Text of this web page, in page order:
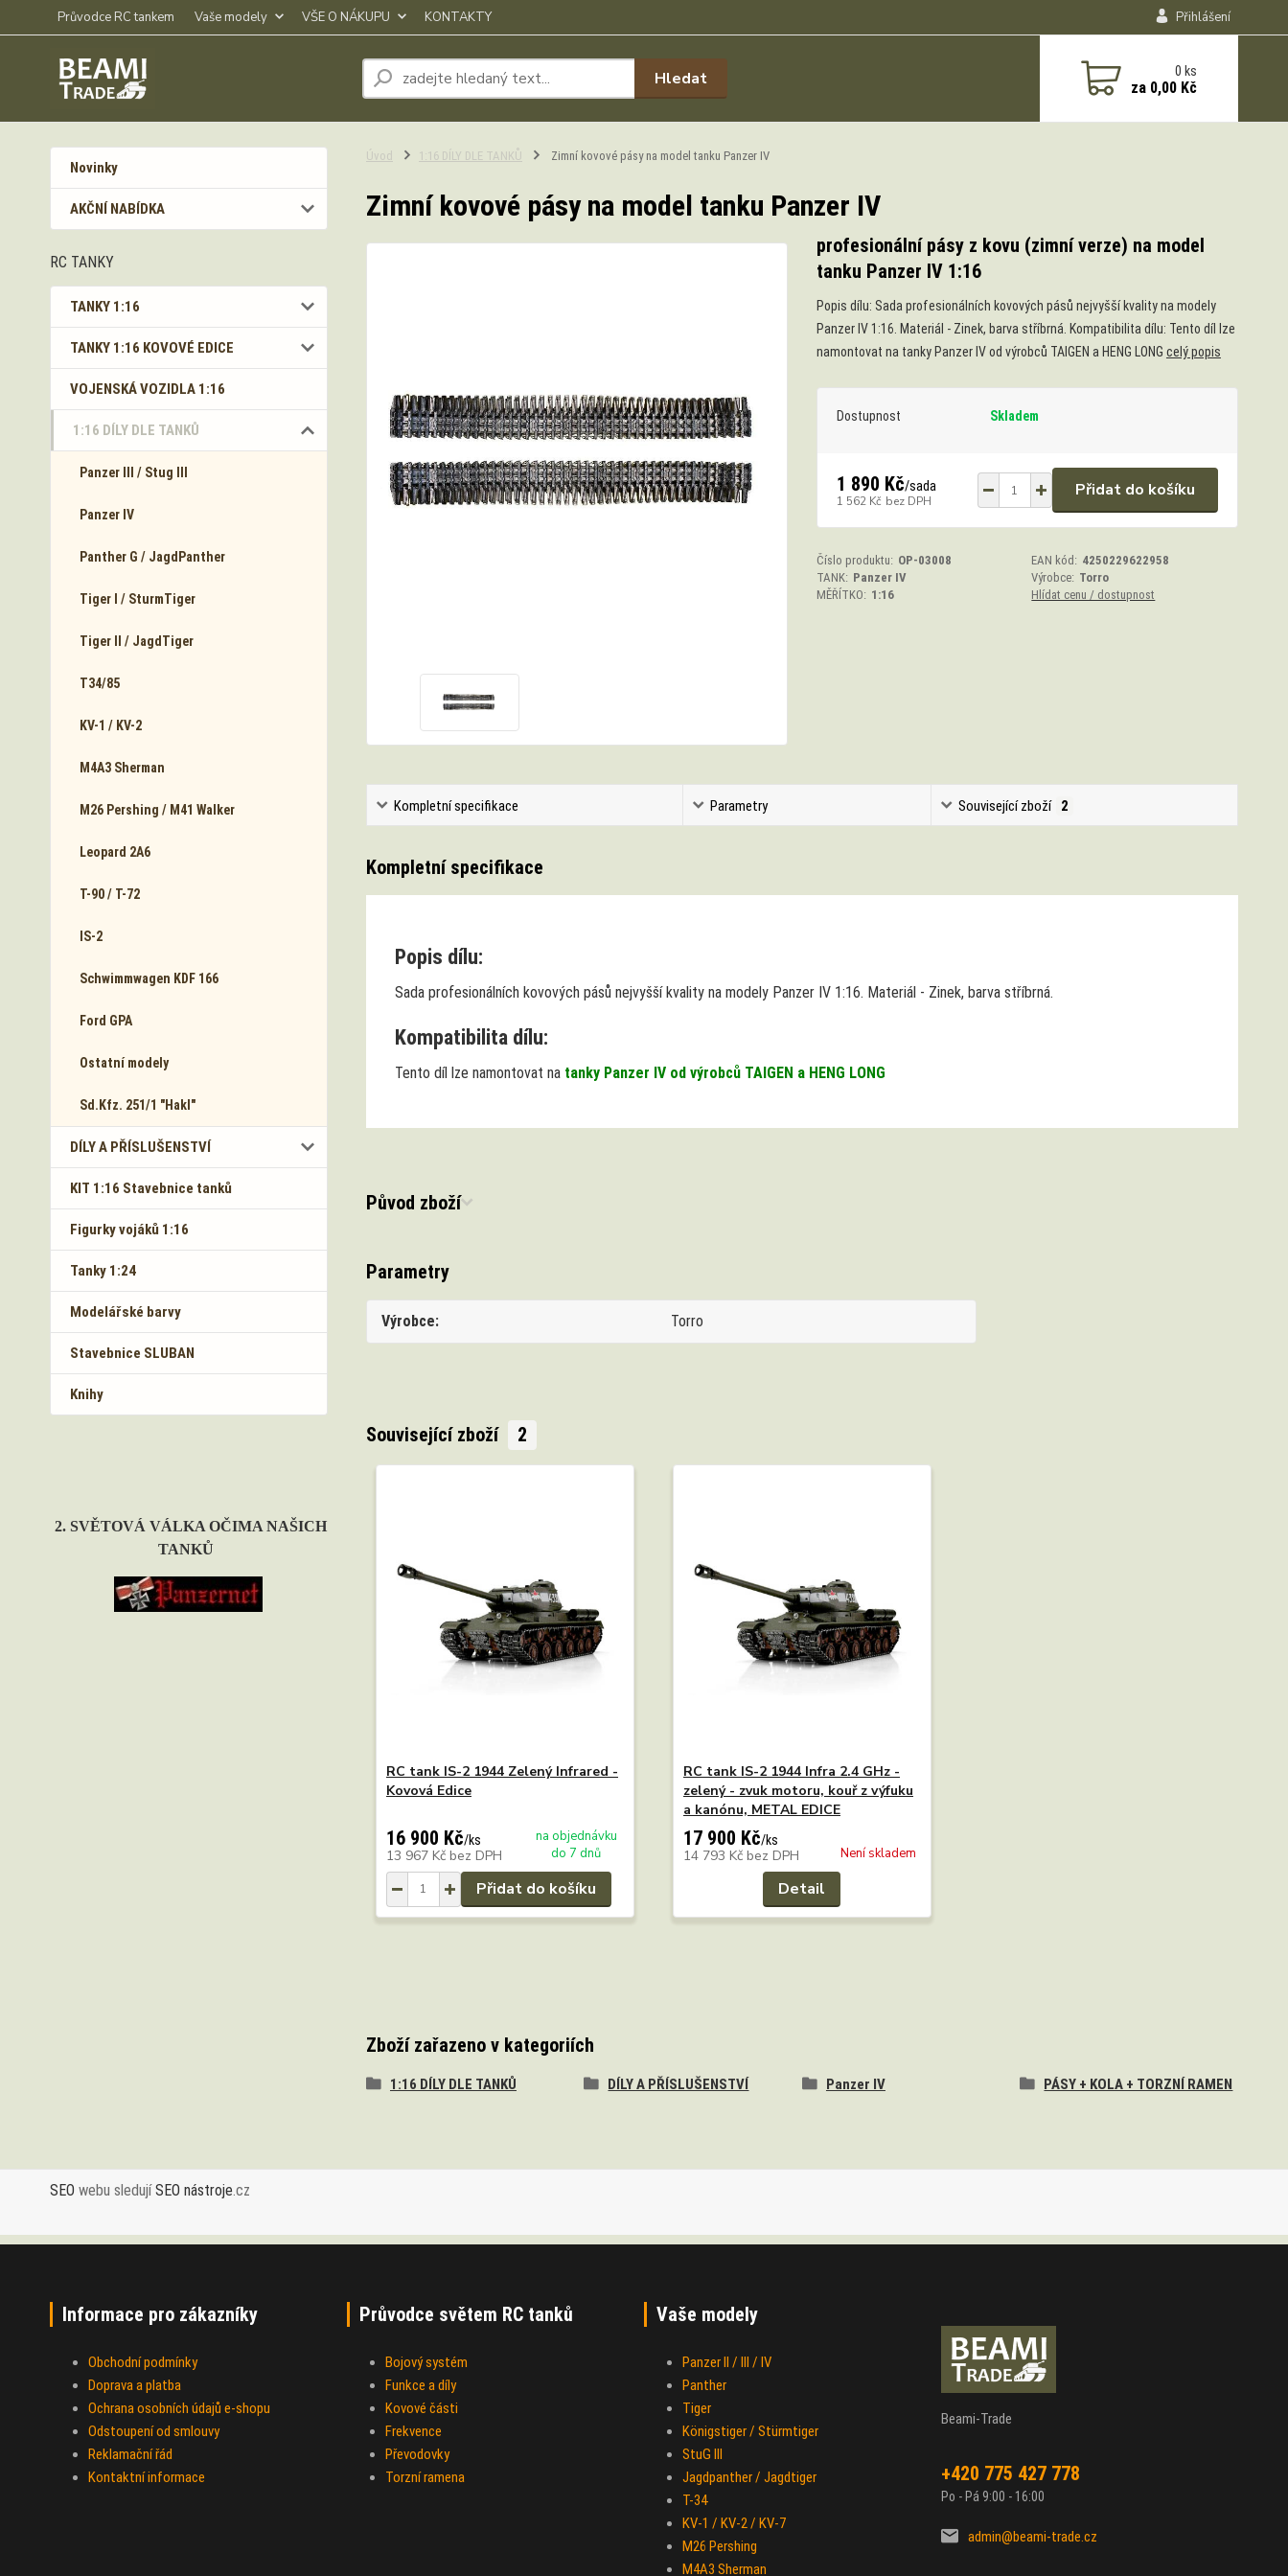
Průvodce RC tankem Vaše modely VŠE O NÁKUPU KONTAKTY Přihlášení
Hledat 0ks
za 0,00 Kč
Novinky
AKČNÍ NABÍDKA
RC TANKY
TANKY 1:16
TANKY 1:16 KOVOVÉ EDICE
VOJENSKÁ VOZIDLA 1:16
1:16 DÍLY DLE TANKŮ
Panzer III / Stug III
Panzer IV
Panther G / JagdPanther
Tiger I / SturmTiger
Tiger II / JagdTiger
T34/85
KV-1 / KV-2
M4A3 Sherman
M26 Pershing / M41 Walker
Leopard 2A6
T-90 / T-72
IS-2
Schwimmwagen KDF 166
Ford GPA
Ostatní modely
Sd.Kfz. 251/1 "Hakl"
DÍLY A PŘÍSLUŠENSTVÍ
KIT 1:16 Stavebnice tanků
Figurky vojáků 1:16
Tanky 1:24
Modelářské barvy
Stavebnice SLUBAN
Knihy
2. SVĚTOVÁ VÁLKA OČIMA NAŠICH
TANKŮ
Úvod 1:16 DÍLY DLE TANKŮ Zimní kovové pásy na model tanku Panzer IV
Zimní kovové pásy na model tanku Panzer IV
profesionální pásy z kovu (zimní verze) na model
tanku Panzer IV 1:16
Popis dílu: Sada profesionálních kovových pásů nejvyšší kvality na modely
Panzer IV 1:16. Materiál - Zinek, barva stříbrná. Kompatibilita dílu: Tento díl lze
namontovat na tanky Panzer IV od výrobců TAIGEN a HENG LONG celý popis
Dostupnost Skladem
1 890 Kč/sada
1 562 Kč bez DPH
Přidat do košíku
Číslo produktu: OP-03008 EAN kód: 4250229622958
TANK: Panzer IV Výrobce: Torro
MĚŘÍTKO: 1:16 Hlídat cenu / dostupnost
Kompletní specifikace Parametry Související zboží 2
Kompletní specifikace
Popis dílu:
Sada profesionálních kovových pásů nejvyšší kvality na modely Panzer IV 1:16. Materiál - Zinek, barva stříbrná.
Kompatibilita dílu:
Tento díl lze namontovat na tanky Panzer IV od výrobců TAIGEN a HENG LONG
Původ zboží
Parametry
Výrobce Torro
Související zboží 2
RC tank IS-2 1944 Zelený Infrared -
Kovová Edice
16 900 Kč/ks
13 967 Kč bez DPH
na objednávku
do 7 dnů
Přidat do košíku
RC tank IS-2 1944 Infra 2.4 GHz -
zelený - zvuk motoru, kouř z výfuku
a kanónu, METAL EDICE
17 900 Kč/ks
14 793 Kč bez DPH Není skladem
Detail
Zboží zařazeno v kategoriích
1:16 DÍLY DLE TANKŮ DÍLY A PŘÍSLUŠENSTVÍ Panzer IV PÁSY + KOLA + TORZNÍ RAMEN
SEO webu sledujíSEO nástroje.cz
Informace pro zákazníky
Obchodní podmínky
Doprava a platba
Ochrana osobních údajů e-shopu
Odstoupení od smlouvy
Reklamační řád
Kontaktní informace
Průvodce světem RC tanků
Bojový systém
Funkce a díly
Kovové části
Frekvence
Převodovky
Torzní ramena
Vaše modely
Panzer II / III / IV
Panther
Tiger
Königstiger / Stürmtiger
StuG III
Jagdpanther / Jagdtiger
T-34
KV-1 / KV-2 / KV-7
M26 Pershing
M4A3 Sherman
Beami-Trade
+420 775 427 778
Po - Pá 9:00 - 16:00
admin@beami-trade.cz